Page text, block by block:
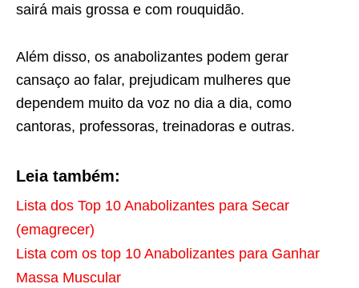
sairá mais grossa e com rouquidão.
Além disso, os anabolizantes podem gerar
cansaço ao falar, prejudicam mulheres que
dependem muito da voz no dia a dia, como
cantoras, professoras, treinadoras e outras.
Leia também:
Lista dos Top 10 Anabolizantes para Secar
(emagrecer)
Lista com os top 10 Anabolizantes para Ganhar
Massa Muscular